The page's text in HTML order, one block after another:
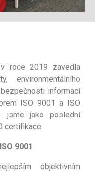
roce 2019 zavedla
environmentálního
informací
ISO 9001 a ISO
jsme jako poslední
certifikace.
9001
objektivním